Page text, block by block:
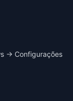
→ Configurações